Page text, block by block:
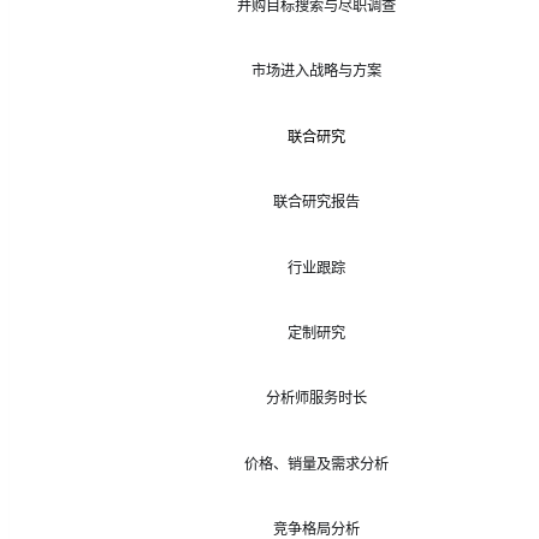
并购目标搜索与尽职调查
市场进入战略与方案
联合研究
联合研究报告
行业跟踪
定制研究
分析师服务时长
价格、销量及需求分析
竞争格局分析